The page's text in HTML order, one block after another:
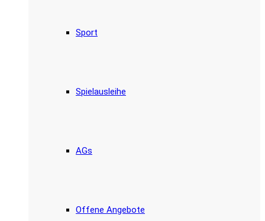
Sport
Spielausleihe
AGs
Offene Angebote